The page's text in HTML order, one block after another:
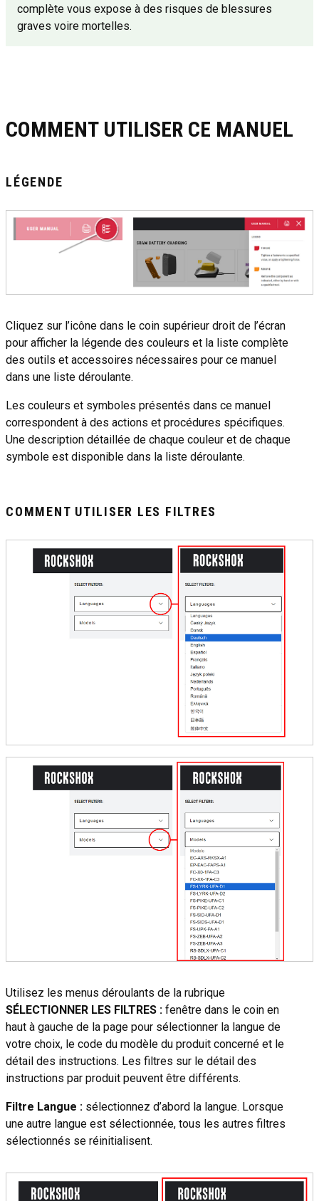
complète vous expose à des risques de blessures
graves voire mortelles.
COMMENT UTILISER CE MANUEL
LÉGENDE
Cliquez sur l’icône dans le coin supérieur droit de l’écran
pour afficher la légende des couleurs et la liste complète
des outils et accessoires nécessaires pour ce manuel
dans une liste déroulante.
Les couleurs et symboles présentés dans ce manuel
correspondent à des actions et procédures spécifiques.
Une description détaillée de chaque couleur et de chaque
symbole est disponible dans la liste déroulante.
COMMENT UTILISER LES FILTRES
Utilisez les menus déroulants de la rubrique
SÉLECTIONNER LES FILTRES : fenêtre dans le coin en
haut à gauche de la page pour sélectionner la langue de
votre choix, le code du modèle du produit concerné et le
détail des instructions. Les filtres sur le détail des
instructions par produit peuvent être différents.
Filtre Langue : sélectionnez d’abord la langue. Lorsque
une autre langue est sélectionnée, tous les autres filtres
sélectionnés se réinitialisent.